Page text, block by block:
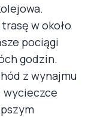
w około
pociągi
godzin.
z wynajmu
wycieczce